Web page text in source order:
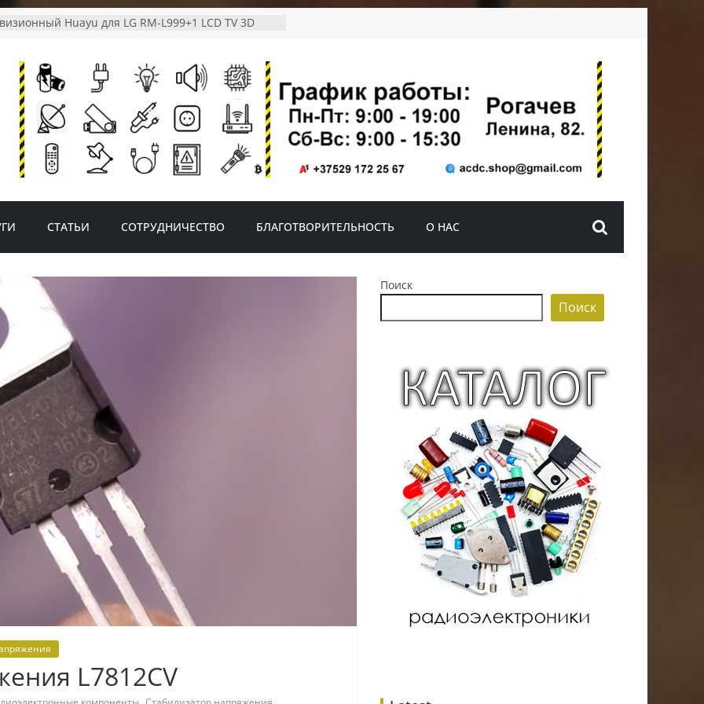
Huayu для LG RM-L999+1 LCD TV 3D
датчиком движения
с датчиком движения FAD-0001-2-solar
ROBITON MASTER AMM-001
СТАТЬИ СОТРУДНИЧЕСТВО БЛАГОТВОРИТЕЛЬНОСТЬ О НАС
L7812CV
Поиск
Поиск